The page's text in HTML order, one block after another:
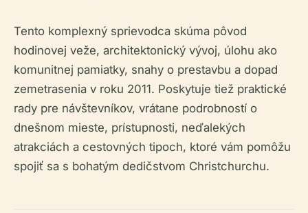
Tento komplexný sprievodca skúma pôvod
hodinovej veže, architektonický vývoj, úlohu ako
komunitnej pamiatky, snahy o prestavbu a dopad
zemetrasenia v roku 2011. Poskytuje tiež praktické
rady pre návštevníkov, vrátane podrobností o
dnešnom mieste, prístupnosti, neďalekých
atrakciách a cestovných tipoch, ktoré vám pomôžu
spojiť sa s bohatým dedičstvom Christchurchu.